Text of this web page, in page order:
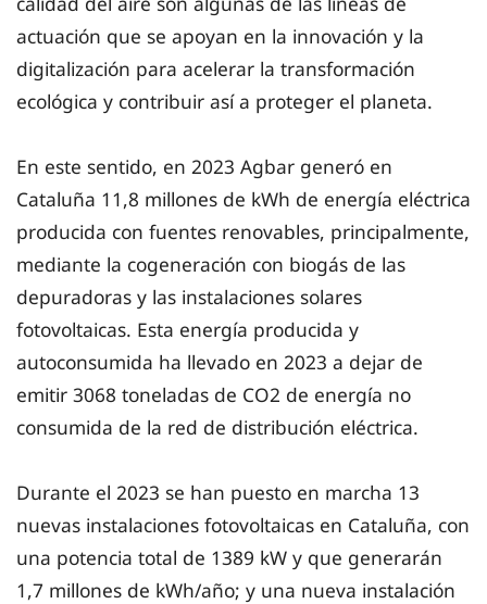
actuación que se apoyan en la innovación y la
digitalización para acelerar la transformación
ecológica y contribuir así a proteger el planeta.
En este sentido, en 2023 Agbar generó en
Cataluña 11,8 millones de kWh de energía eléctrica
producida con fuentes renovables, principalmente,
mediante la cogeneración con biogás de las
depuradoras y las instalaciones solares
fotovoltaicas. Esta energía producida y
autoconsumida ha llevado en 2023 a dejar de
emitir 3068 toneladas de CO2 de energía no
consumida de la red de distribución eléctrica.
Durante el 2023 se han puesto en marcha 13
nuevas instalaciones fotovoltaicas en Cataluña, con
una potencia total de 1389 kW y que generarán
1,7 millones de kWh/año; y una nueva instalación